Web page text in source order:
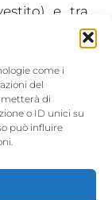
come i
del
di
o ID unici su
può influire
e tra
comici crea